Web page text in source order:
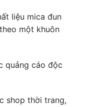
liệu mica đun
một khuôn
quảng cáo độc
shop thời trang,